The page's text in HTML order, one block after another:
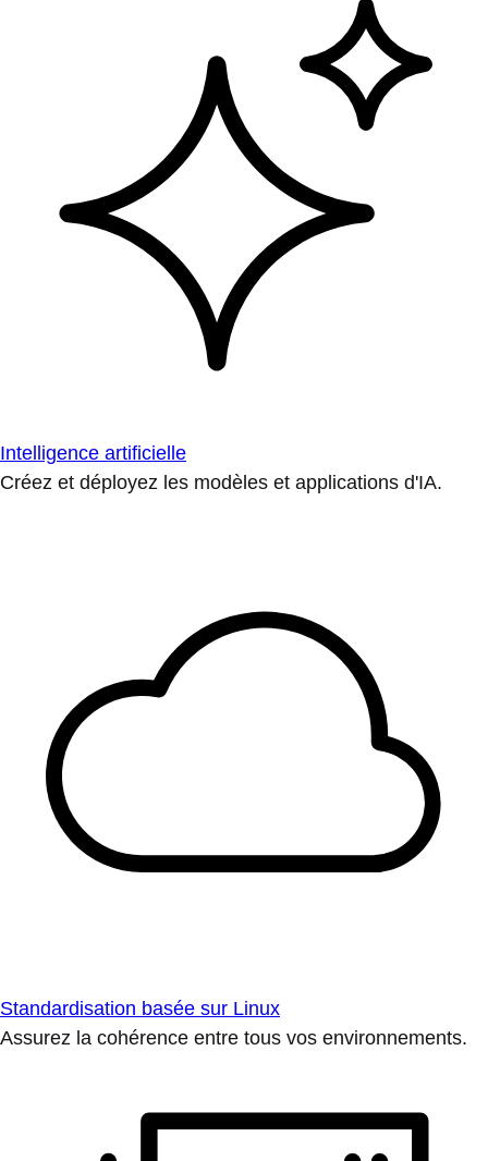
Intelligence artificielle
Créez et déployez les modèles et applications d'IA.
Standardisation basée sur Linux
Assurez la cohérence entre tous vos environnements.